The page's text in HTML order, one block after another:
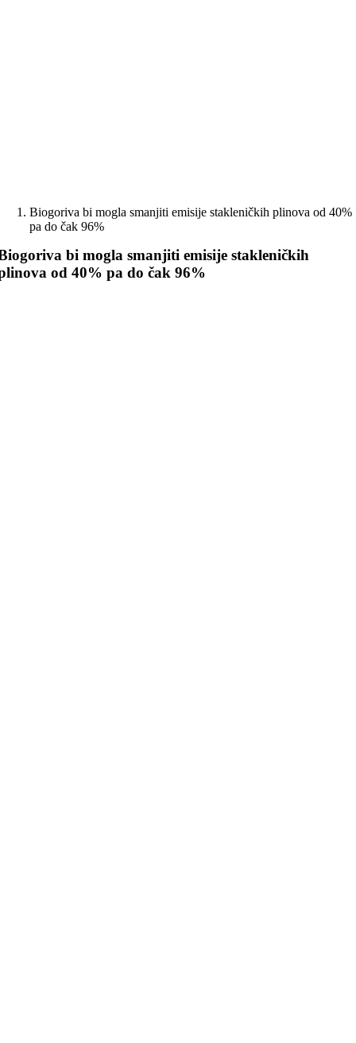
Biogoriva bi mogla smanjiti emisije stakleničkih plinova od 40%
pa do čak 96%
bi mogla smanjiti emisije stakleničkih
od 40% pa do čak 96%